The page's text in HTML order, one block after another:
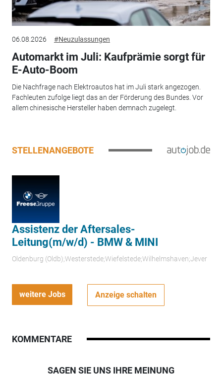
06.08.2026 #Neuzulassungen
Automarkt im Juli: Kaufprämie sorgt für
E-Auto-Boom
Die Nachfrage nach Elektroautos hat im Juli stark angezogen.
Fachleuten zufolge liegt das an der Förderung des Bundes. Vor
allem chinesische Hersteller haben demnach zugelegt.
STELLENANGEBOTE
Assistenz der Aftersales-
Leitung(m/w/d) - BMW & MINI
Oldenburg (Oldb);Westerstede;Wiefelstede;Wilhelmshaven;Jever
weitere Jobs Anzeige schalten
KOMMENTARE
SAGEN SIE UNS IHRE MEINUNG